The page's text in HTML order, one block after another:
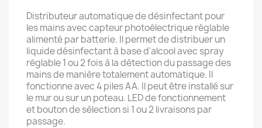
Distributeur automatique de désinfectant pour
les mains avec capteur photoélectrique réglable
alimenté par batterie. Il permet de distribuer un
liquide désinfectant à base d'alcool avec spray
réglable 1 ou 2 fois à la détection du passage des
mains de manière totalement automatique. Il
fonctionne avec 4 piles AA. Il peut être installé sur
le mur ou sur un poteau. LED de fonctionnement
et bouton de sélection si 1 ou 2 livraisons par
passage.